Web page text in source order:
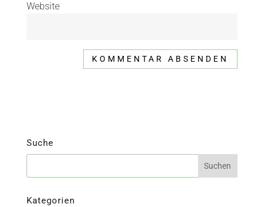
Website
Suche
Kategorien